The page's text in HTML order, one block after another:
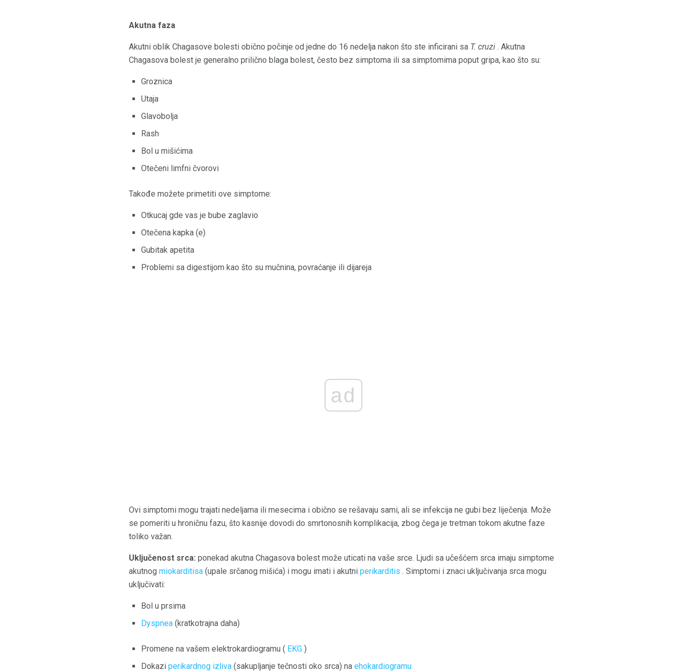
Akutna faza
Akutni oblik Chagasove bolesti obično počinje od jedne do 16 nedelja nakon što ste inficirani sa T. cruzi . Akutna
Chagasova bolest je generalno prilično blaga bolest, često bez simptoma ili sa simptomima poput gripa, kao što su:
Groznica
Utaja
Glavobolja
Rash
Bol u mišićima
Otečeni limfni čvorovi
Takođe možete primetiti ove simptome:
Otkucaj gde vas je bube zaglavio
Otečena kapka (e)
Gubitak apetita
Problemi sa digestijom kao što su mučnina, povraćanje ili dijareja
ad
Ovi simptomi mogu trajati nedeljama ili mesecima i obično se rešavaju sami, ali se infekcija ne gubi bez liječenja. Može
se pomeriti u hroničnu fazu, što kasnije dovodi do smrtonosnih komplikacija, zbog čega je tretman tokom akutne faze
toliko važan.
Uključenost srca: ponekad akutna Chagasova bolest može uticati na vaše srce. Ljudi sa učešćem srca imaju simptome
akutnog miokarditisa (upale srčanog mišića) i mogu imati i akutni perikarditis . Simptomi i znaci uključivanja srca mogu
uključivati:
Bol u prsima
Dyspnea (kratkotrajna daha)
Promene na vašem elektrokardiogramu ( EKG )
Dokazi perikardnog izliva (sakupljanje tečnosti oko srca) na ehokardiogramu